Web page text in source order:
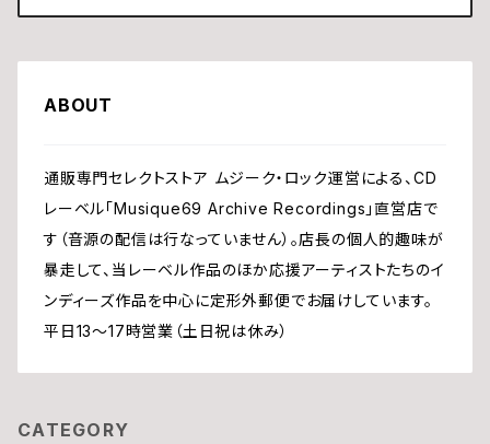
ABOUT
通販専門セレクトストア ムジーク・ロック運営による、CD
レーベル「Musique69 Archive Recordings」直営店で
す（音源の配信は行なっていません）。店長の個人的趣味が
暴走して、当レーベル作品のほか応援アーティストたちのイ
ンディーズ作品を中心に定形外郵便でお届けしています。
平日13〜17時営業（土日祝は休み）
CATEGORY